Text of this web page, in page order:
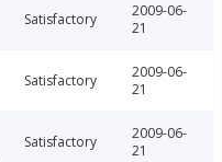
Satisfactory
2009-06-
21
Satisfactory
2009-06-
21
Satisfactory
2009-06-
21